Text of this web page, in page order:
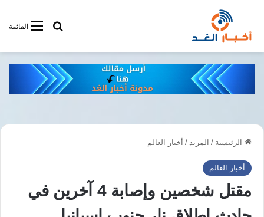
القائمةأبحت فى
الرئيسية / المزيد / أخبار العالم
أخبار العالم
مقتل شخصين وإصابة 4 آخرين في